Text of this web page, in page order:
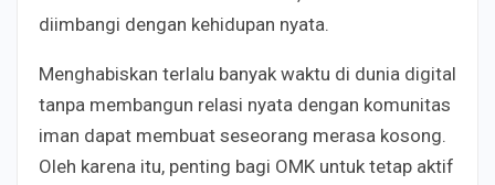
diimbangi dengan kehidupan nyata.
Menghabiskan terlalu banyak waktu di dunia digital
tanpa membangun relasi nyata dengan komunitas
iman dapat membuat seseorang merasa kosong.
Oleh karena itu, penting bagi OMK untuk tetap aktif